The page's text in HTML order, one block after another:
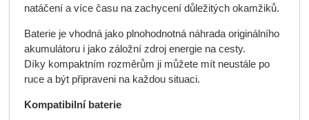
natáčení a více času na zachycení důležitých okamžiků.
Baterie je vhodná jako plnohodnotná náhrada originálního
akumulátoru i jako záložní zdroj energie na cesty.
Díky kompaktním rozměrům ji můžete mít neustále po
ruce a být připraveni na každou situaci.
Kompatibilní baterie